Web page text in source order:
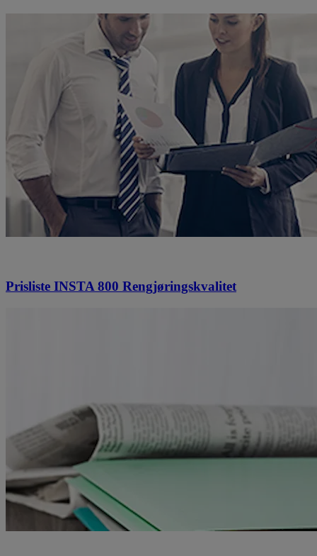
Prisliste INSTA 800 Rengjøringskvalitet